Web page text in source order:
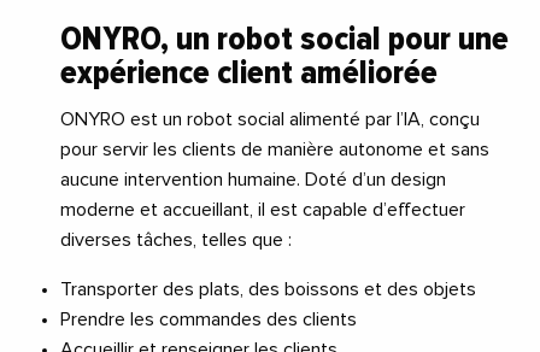
ONYRO, un robot social pour une
expérience client améliorée
ONYRO est un robot social alimenté par l’IA, conçu
pour servir les clients de manière autonome et sans
aucune intervention humaine. Doté d’un design
moderne et accueillant, il est capable d’effectuer
diverses tâches, telles que :
Transporter des plats, des boissons et des objets
Prendre les commandes des clients